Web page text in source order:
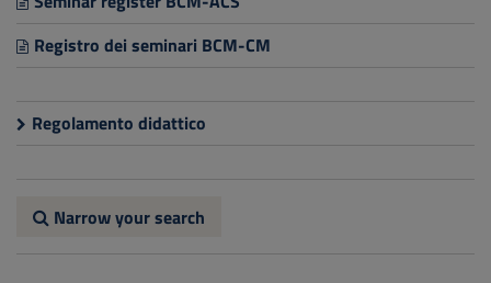
Registro dei seminari BCM-CM
Regolamento didattico
Narrow your search